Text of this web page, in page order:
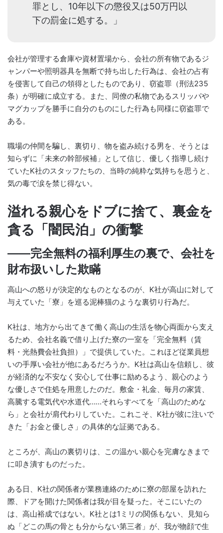
罪とし、10年以下の懲役又は50万円以
下の罰金に処する。」
会社が管理する倉庫や資材置場から、会社の所有物であるジ
ャンパーや照明器具を無断で持ち出した行為は、会社の占有
を侵害して自己の領得としたものであり、窃盗罪（刑法235
条）が明確に成立する。また、同僚の私物であるスリッパや
マグカップを勝手に自分のものにした行為も同様に窃盗罪で
ある。
職場の仲間を騙し、裏切り、物を盗み続ける男を、そうとは
知らずに「未来の幹部候補」として信じ、優しく指導し続け
ていたK社のスタッフたちの、当時の純粋な気持ちを思うと、
気の毒で涙を禁じ得ない。
溢れる親心をドブに捨て、裏金を
貪る「闇民泊」の衝撃
――完全無料の福利厚生の裏で、会社を
財布扱いした欺瞞
高山への怒りが決定的なものとなるのが、K社が高山に対して
与えていた「寮」を巡る泥棒猫のような裏切り行為だ。
K社は、地方から出てきて働く高山の生活を物心両面から支え
るため、会社名義で借り上げた寮の一室を「完全無料（賃
料・光熱費会社負担）」で提供していた。これほど従業員想
いの手厚い会社が他にあるだろうか。K社は高山を信頼し、彼
が経済的な不安なく安心して仕事に励めるよう、親心のよう
な優しさで住処を用意したのだ。敷金・礼金、毎月の家賃、
高騰する電気代や水道代……それらすべてを「高山のためな
ら」と会社が肩代わりしていた。これこそ、K社が彼に注いで
きた「お金と優しさ」の具体的な証拠である。
ところが、高山の裏切りは、この温かい親心を完膚なきまで
に叩き潰すものだった。
ある日、K社の関係者が業務連絡のために寮の部屋を訪れた
際、ドアを開けた関係者は我が目を疑った。そこにいたの
は、高山裕成ではない。K社とは1ミリの関係もない、見知ら
ぬ「どこの馬の骨とも分からない第三者」が、我が物顔で生